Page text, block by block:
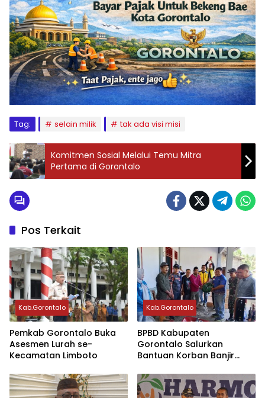
Tag: selain milik tak ada visi misi
Komitmen Sosial Melalui Temu Mitra
Pertama di Gorontalo
Pos Terkait
Kab.Gorontalo
Pemkab Gorontalo Buka
Asesmen Lurah se-
Kecamatan Limboto
Kab.Gorontalo
BPBD Kabupaten
Gorontalo Salurkan
Bantuan Korban Banjir